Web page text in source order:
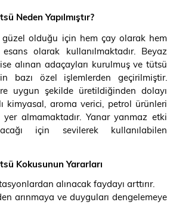
Neden Yapılmıştır?
güzel olduğu için hem çay olarak hem
olarak kullanılmaktadır. Beyaz
alınan adaçayları kurulmuş ve tütsü
bazı özel işlemlerden geçirilmiştir.
uygun şekilde üretildiğinden dolayı
kimyasal, aroma verici, petrol ürünleri
almamaktadır. Yanar yanmaz etki
için sevilerek kullanılabilen
Kokusunun Yararları
alınacak faydayı arttırır.
arınmaya ve duyguları dengelemeye